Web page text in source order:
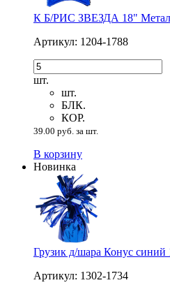
К Б/РИС ЗВЕЗДА 18"
Артикул: 1204-1788
шт.
шт.
БЛК.
КОР.
39.00 руб. за шт.
В корзину
Новинка
Грузик д/шара Конус синий
Артикул: 1302-1734